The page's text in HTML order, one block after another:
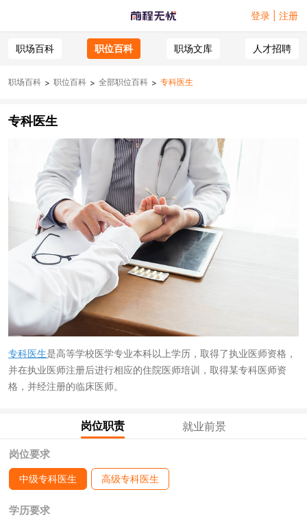
登录 | 注册
职场百科 职位百科 职场文库 人才招聘
职场百科 > 职位百科 > 全部职位百科 > 专科医生
专科医生
专科医生是高等学校医学专业本科以上学历，取得了执业医师资格，
并在执业医师注册后进行相应的住院医师培训，取得某专科医师资
格，并经注册的临床医师。
岗位职责 就业前景
岗位要求
中级专科医生 高级专科医生
学历要求